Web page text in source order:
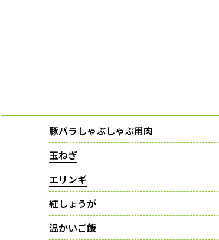
豚バラしゃぶしゃぶ用肉
玉ねぎ
エリンギ
紅しょうが
温かいご飯